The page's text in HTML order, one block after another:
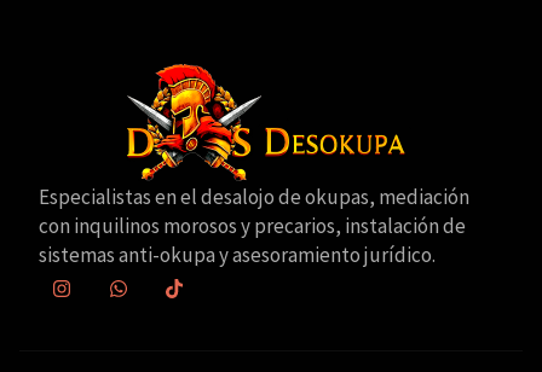
Especialistas en el desalojo de okupas, mediación
con inquilinos morosos y precarios, instalación de
sistemas anti-okupa y asesoramiento jurídico.